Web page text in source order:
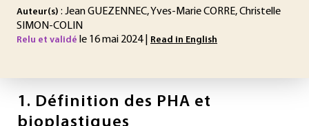
Auteur(s) : Jean GUEZENNEC, Yves-Marie CORRE, Christelle
SIMON-COLIN
Relu et validé le 16 mai 2024 | Read in English
1. Définition des PHA et
bioplastiques